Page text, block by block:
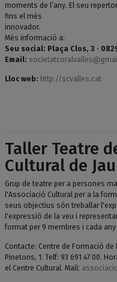
moments de l’any. El seu
fins el més
innovador.
Més informació a:
Seu social: Plaça Clos, 3 ·
Email:
Lloc web: http://scvalles.cat
Taller Teatre
Cultural de
Grup de teatre per a persones
l'Associació Cultural per a la
seus objectius són treballar
l'expressió de la veu i
format per 9 membres i cada
Contacte: Centre de Formació
Pinetons, 1. Telf: 93 691 47 00.
el Centre Cultural. Mail: